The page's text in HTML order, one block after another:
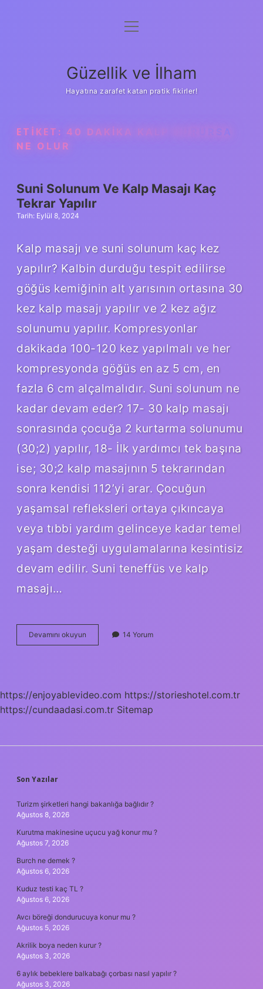
Anasayfa
Yasal Uyarı
menüyü
Güzellik ve İlham
Hayatına zarafet katan pratik fikirler!
ETIKET: 40 DAKIKA KALP DURURSA
NE OLUR
Suni Solunum Ve Kalp Masajı Kaç
Tekrar Yapılır
Tarih: Eylül 8, 2024
Kalp masajı ve suni solunum kaç kez
yapılır? Kalbin durduğu tespit edilirse
göğüs kemiğinin alt yarısının ortasına 30
kez kalp masajı yapılır ve 2 kez ağız
solunumu yapılır. Kompresyonlar
dakikada 100-120 kez yapılmalı ve her
kompresyonda göğüs en az 5 cm, en
fazla 6 cm alçalmalıdır. Suni solunum ne
kadar devam eder? 17- 30 kalp masajı
sonrasında çocuğa 2 kurtarma solunumu
(30;2) yapılır, 18- İlk yardımcı tek başına
ise; 30;2 kalp masajının 5 tekrarından
sonra kendisi 112’yi arar. Çocuğun
yaşamsal refleksleri ortaya çıkıncaya
veya tıbbi yardım gelinceye kadar temel
yaşam desteği uygulamalarına kesintisiz
devam edilir. Suni teneffüs ve kalp
masajı…
Devamını okuyun
Solunum
Tekrar
Yapılır
14 Yorum
https://enjoyablevideo.com https://storieshotel.com.tr
https://cundaadasi.com.tr Sitemap
SIDEBAR
Son Yazılar
Turizm şirketleri hangi bakanlığa bağlıdır ?
Ağustos 8, 2026
Kurutma makinesine uçucu yağ konur mu ?
Ağustos 7, 2026
Burch ne demek ?
Ağustos 6, 2026
Kuduz testi kaç TL ?
Ağustos 6, 2026
Avcı böreği dondurucuya konur mu ?
Ağustos 5, 2026
Akrilik boya neden kurur ?
Ağustos 3, 2026
6 aylık bebeklere balkabağı çorbası nasıl yapılır ?
Ağustos 3, 2026